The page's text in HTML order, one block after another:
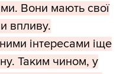
Вони мають свої
впливу.
інтересами іще
Таким чином, у